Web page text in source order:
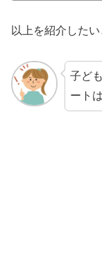
以上を紹介したい
子ど
ート